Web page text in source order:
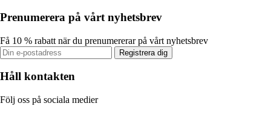
Prenumerera på vårt nyhetsbrev
Få 10 % rabatt när du prenumererar på vårt nyhetsbrev
Registrera dig
Håll kontakten
Följ oss på sociala medier